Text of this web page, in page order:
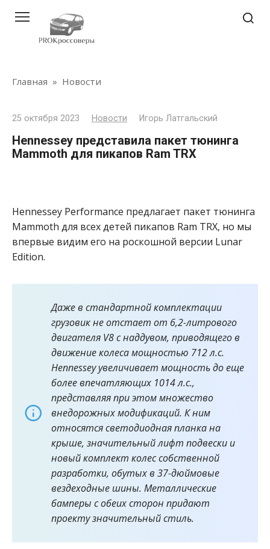
контенту
Главная » Новости
25 октября 2023 Новости Игорь Латгальский
Hennessey представила пакет тюнинга
Mammoth для пикапов Ram TRX
Hennessey Performance предлагает пакет тюнинга
Mammoth для всех детей пикапов Ram TRX, но мы
впервые видим его на роскошной версии Lunar
Edition.
Даже в стандартной комплектации
грузовик не отстает от 6,2-литрового
двигателя V8 с наддувом, приводящего в
движение колеса мощностью 712 л.с.
Hennessey увеличивает мощность до еще
более впечатляющих 1014 л.с.,
представляя при этом множество
внедорожных модификаций. К ним
относятся светодиодная планка на
крыше, значительный лифт подвески и
новый комплект колес собственной
разработки, обутых в 37-дюймовые
вездеходные шины. Металлические
бамперы с обеих сторон придают
проекту значительный стиль.